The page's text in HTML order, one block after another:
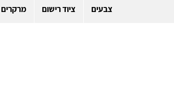
צבעים ציוד רישום מרקרים